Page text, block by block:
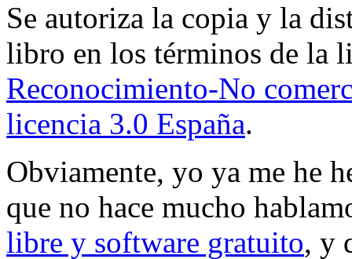
Se autoriza la copia y la
libro en los términos de la
Reconocimiento-No
licencia 3.0 España.
Obviamente, yo ya me he
que no hace mucho
libre y software gratuito, y